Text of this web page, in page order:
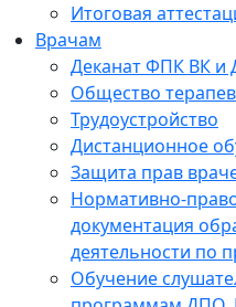
Итоговая
Врачам
Деканат ФПК ВК и
Общество
Трудоустройство
Дистанционное
Защита прав
Нормативно-
документация
деятельности по
Обучение